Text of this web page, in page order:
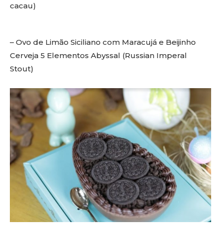
cacau)
– Ovo de Limão Siciliano com Maracujá e Beijinho
Cerveja 5 Elementos Abyssal (Russian Imperal
Stout)